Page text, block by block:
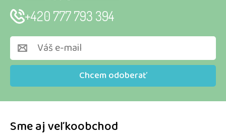
Sme aj veľkoobchod
Chcem odoberať
+420 777 793 394